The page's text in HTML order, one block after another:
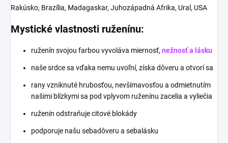
Rakúsko, Brazília, Madagaskar, Juhozápadná Afrika, Ural, USA
Mystické vlastnosti ruženínu:
ruženín svojou farbou vyvoláva miernosť, nežnosť a lásku
naše srdce sa vďaka nemu uvoľní, získa dôveru a otvorí sa
rany vzniknuté hrubosťou, nevšímavosťou a odmietnutím
našimi blízkymi sa pod vplyvom ruženínu zacelia a vyliečia
ruženín odstraňuje citové blokády
podporuje našu sebadôveru a sebalásku